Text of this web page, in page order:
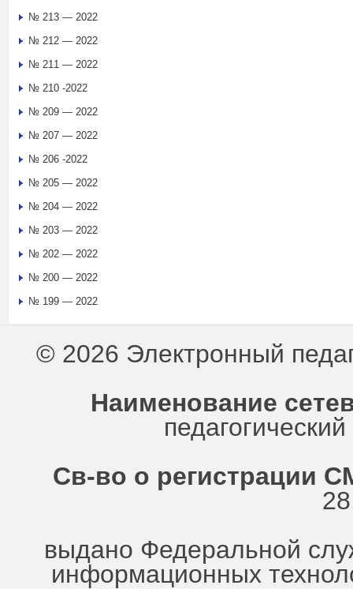
№ 213 — 2022
№ 212 — 2022
№ 211 — 2022
№ 210 -2022
№ 209 — 2022
№ 207 — 2022
№ 206 -2022
№ 205 — 2022
№ 204 — 2022
№ 203 — 2022
№ 202 — 2022
№ 200 — 2022
№ 199 — 2022
© 2026 Электронный
Наименование
Св-во о регистрации
выдано Федеральной
информационных